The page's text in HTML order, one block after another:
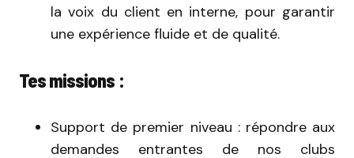
la voix du client en interne, pour garantir
une expérience fluide et de qualité.
Tes missions :
Support de premier niveau : répondre aux
demandes entrantes de nos clubs